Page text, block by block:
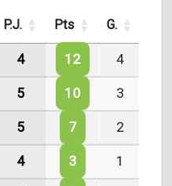
P.J. Pts G.
4 12 4
5 10 3
5 7 2
4 3 1